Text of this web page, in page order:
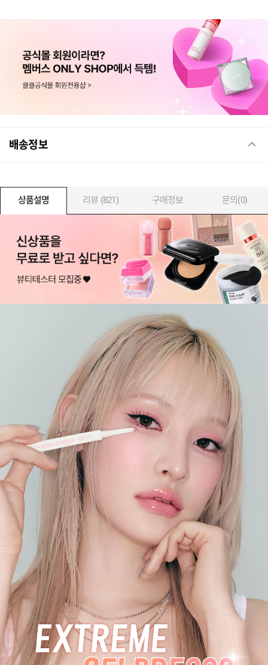
배송정보
상품설명 리뷰 (821) 구매정보 문의(0)